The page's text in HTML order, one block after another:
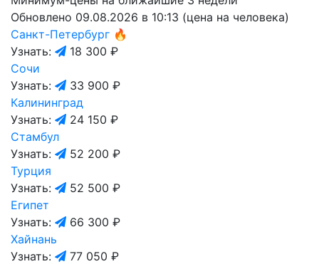
Обновлено 09.08.2026 в 10:13 (цена на человека)
Санкт-Петербург 🔥
Узнать:
18 300 ₽
Сочи
Узнать:
33 900 ₽
Калининград
Узнать:
24 150 ₽
Стамбул
Узнать:
52 200 ₽
Турция
Узнать:
52 500 ₽
Египет
Узнать:
66 300 ₽
Хайнань
Узнать:
77 050 ₽